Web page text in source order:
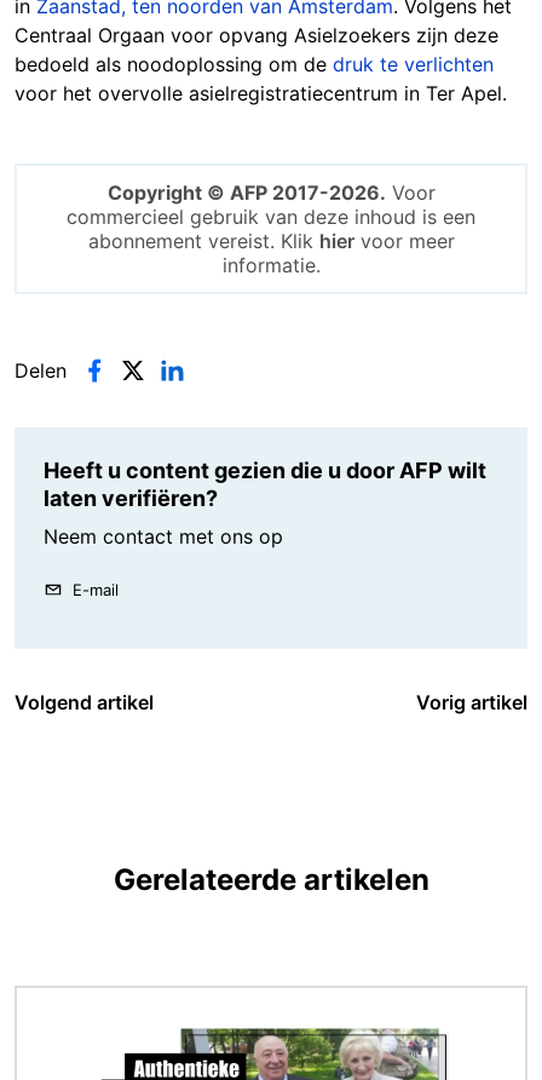
in Zaanstad, ten noorden van Amsterdam. Volgens het
Centraal Orgaan voor opvang Asielzoekers zijn deze
bedoeld als noodoplossing om de druk te verlichten
voor het overvolle asielregistratiecentrum in Ter Apel.
Copyright © AFP 2017-2026. Voor
commercieel gebruik van deze inhoud is een
abonnement vereist. Klik hiervoor meer
informatie.
Delen
Heeft u content gezien die u door AFP wilt
laten verifiëren?
Neem contact met ons op
E-mail
Volgend artikel Vorig artikel
Gerelateerde artikelen